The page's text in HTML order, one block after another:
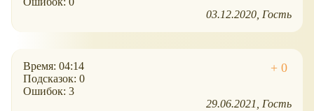
03.12.2020 Гость
Время: 04:14
Подсказок: 0
Ошибок: 3
29.06.2021
Гость